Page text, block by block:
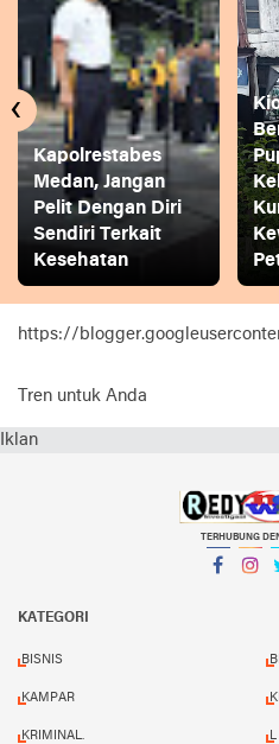
Kapolrestabes
Medan, Jangan
Pelit Dengan Diri
Sendiri Terkait
Kesehatan
‹
https://
Tren untuk Anda
Iklan
TERHUBUNG
KATEGORI
BISNIS
KAMPAR
KRIMINAL. L